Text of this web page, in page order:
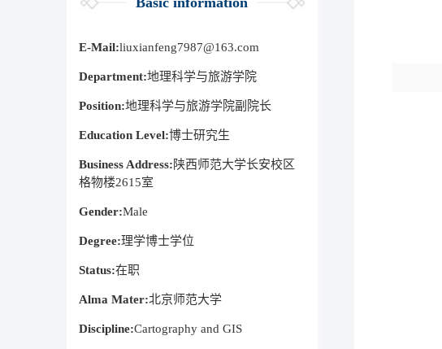
E-Mail:liuxianfeng7987@163.com
Department:地理科学与旅游学院
Position:地理科学与旅游学院副院长
Education Level:博士研究生
Business Address:陕西师范大学长安校区
格物楼2615室
Gender:Male
Degree:理学博士学位
Status:在职
Alma Mater:北京师范大学
Discipline:Cartography and GIS